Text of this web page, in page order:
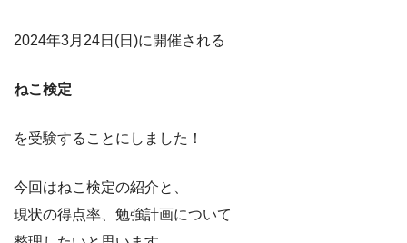
2024年3月24日(日)に開催される
ねこ検定
を受験することにしました！
今回はねこ検定の紹介と、
現状の得点率、勉強計画について